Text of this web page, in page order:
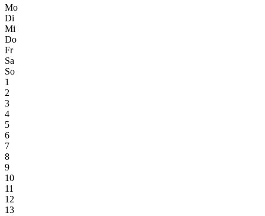
Mo
Di
Mi
Do
Fr
Sa
So
1
2
3
4
5
6
7
8
9
10
11
12
13